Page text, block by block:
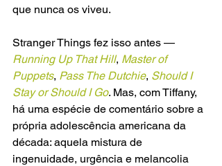
que nunca os viveu.
Stranger Things fez isso antes —
Running Up That Hill, Master of
Puppets, Pass The Dutchie, Should I
Stay or Should I Go. Mas, com Tiffany,
há uma espécie de comentário sobre a
própria adolescência americana da
década: aquela mistura de
ingenuidade, urgência e melancolia